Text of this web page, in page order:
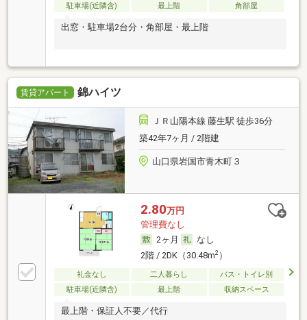
駐車場(近隣含)
最上階 角部屋
出窓・駐車場2台分・角部屋・最上階
賃貸アパート 錦ハイツ
ＪＲ山陽本線 藤生駅 徒歩36分
築42年7ヶ月 / 2階建
山口県岩国市青木町３
2.80万円
管理費なし
2ヶ月
なし
2階 / 2DK（30.48m2）
礼金なし 二人暮らし
バス・トイレ別
駐車場(近隣含)
最上階 収納スペース
最上階・保証人不要／代行